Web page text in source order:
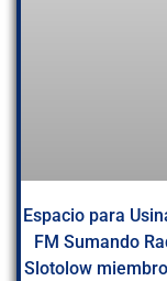
Espacio para
FM Sumando
Slotolow